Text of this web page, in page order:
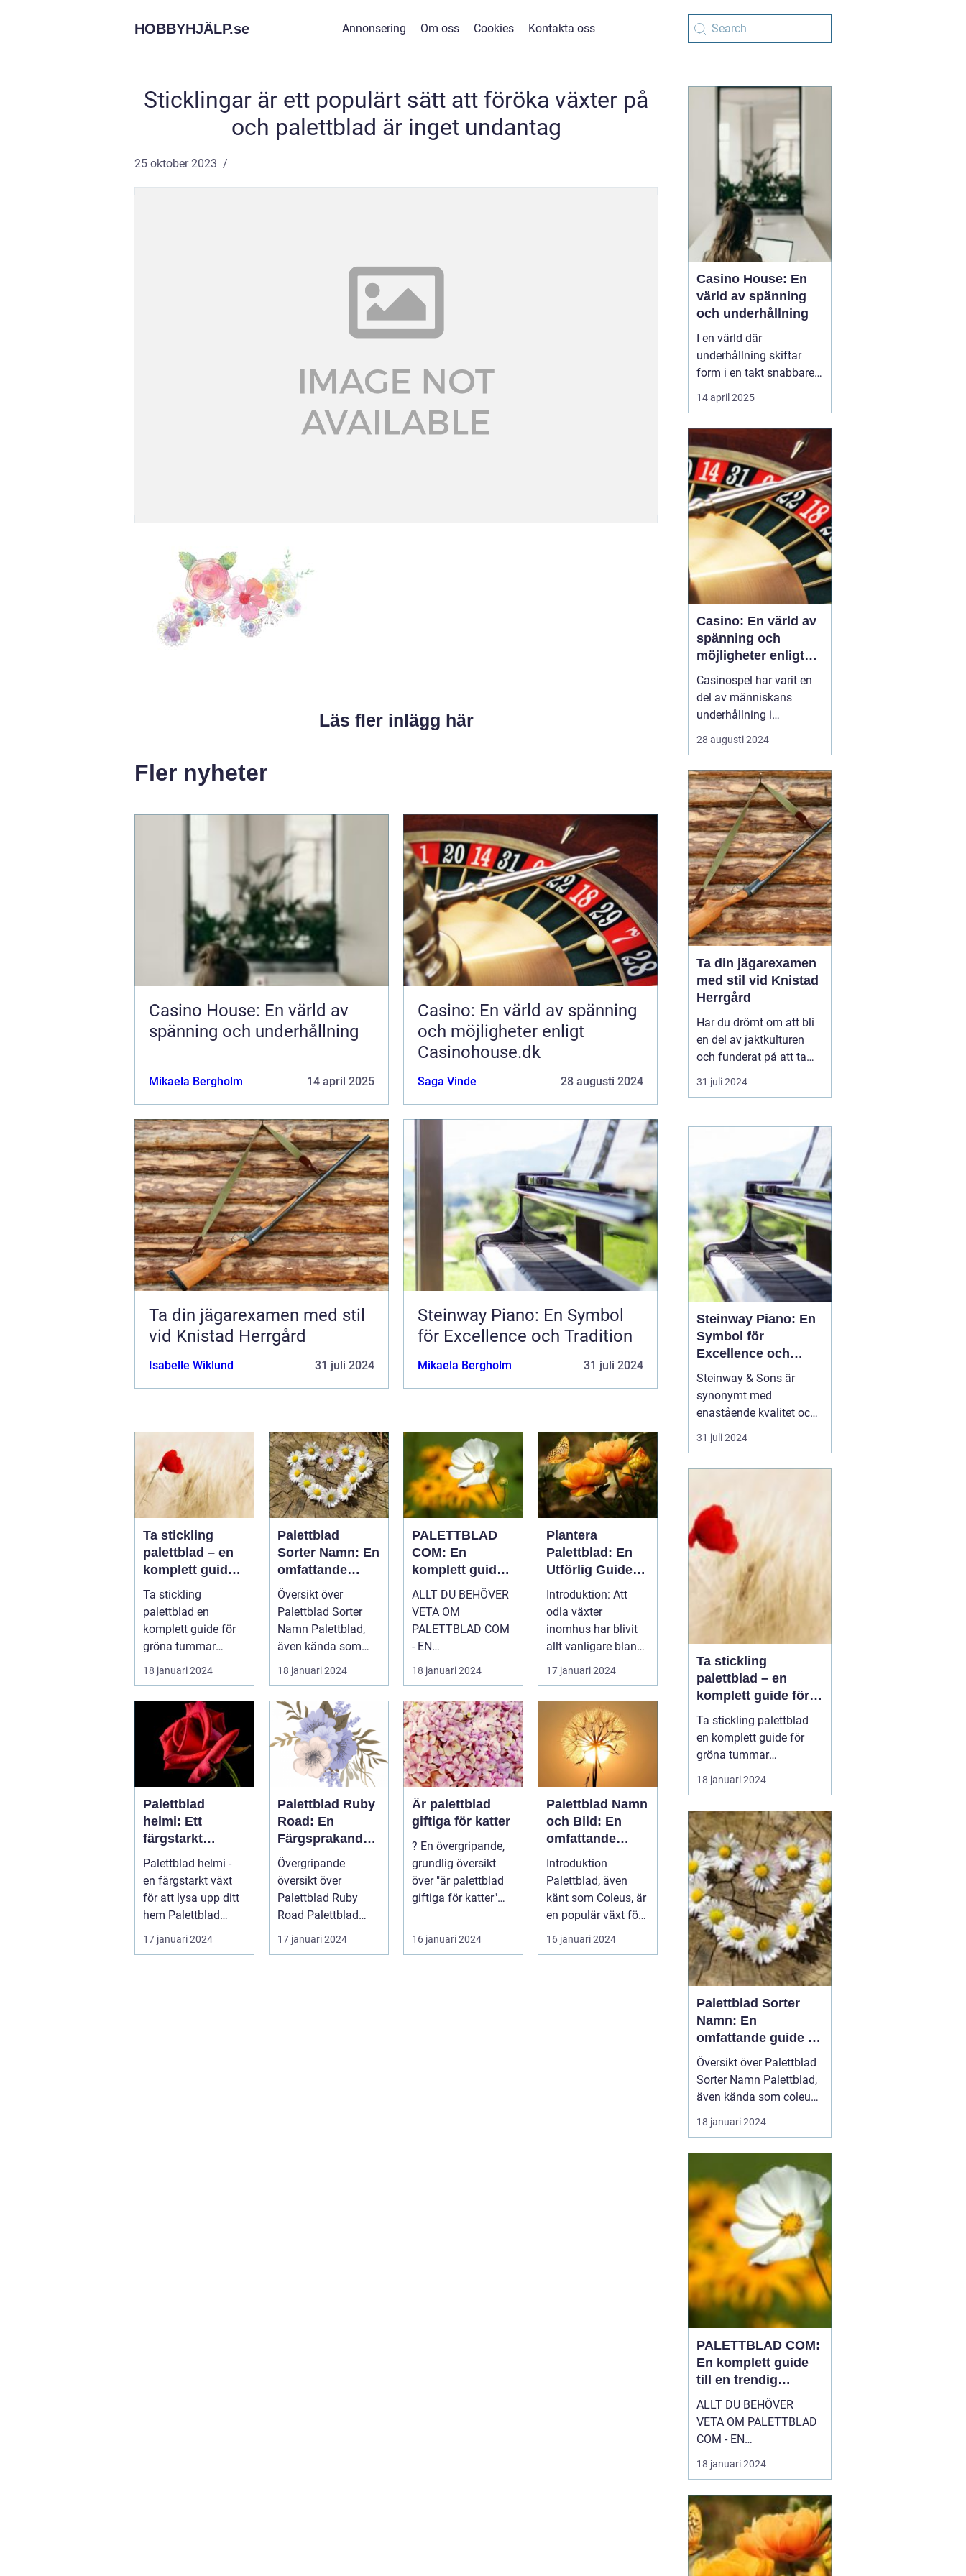
HOBBYHJÄLP.se Annonsering Om oss Cookies Kontakta oss
Sticklingar är ett populärt sätt att föröka växter på
och palettblad är inget undantag
25 oktober 2023
Läs fler inlägg här
Fler nyheter
Casino House: En värld av
spänning och underhållning
Mikaela Bergholm 14 april 2025
Casino: En värld av spänning
och möjligheter enligt
Casinohouse.dk
Saga Vinde 28 augusti 2024
Ta din jägarexamen med stil
vid Knistad Herrgård
Isabelle Wiklund 31 juli 2024
Steinway Piano: En Symbol
för Excellence och Tradition
Mikaela Bergholm 31 juli 2024
Ta stickling
palettblad – en
komplett guide
för gröna
tummar
Ta stickling
palettblad en
komplett guide för
gröna tummar
Palettblad, även
känd som
krukpelargon ...
18 januari 2024
Palettblad
Sorter Namn: En
omfattande
guide till denna
populära växt
Översikt över
Palettblad Sorter
Namn Palettblad,
även kända som
coleus, är en
färgglad och
populär ...
18 januari 2024
PALETTBLAD
COM: En
komplett guide
till en trendig
inomhusväxt
ALLT DU BEHÖVER
VETA OM
PALETTBLAD COM
- EN
HÖGKVALITATIV
ÖVERSIKT
Introduktion
Palettblad com, ell...
18 januari 2024
Plantera
Palettblad: En
Utförlig Guide
till Populära
Inomhusväxter
Introduktion: Att
odla växter
inomhus har blivit
allt vanligare bland
privatpersoner för
att skapa e...
17 januari 2024
Palettblad
helmi: Ett
färgstarkt
bladverk för att
lysa upp ditt
hem
Palettblad helmi -
en färgstarkt växt
för att lysa upp ditt
hem Palettblad
helmi, även känt
som col...
17 januari 2024
Palettblad Ruby
Road: En
Färgsprakande
Favorit för
Hemmet
Övergripande
översikt över
Palettblad Ruby
Road Palettblad
Ruby Road är en
prydnadsväxt som
17 januari 2024
Är palettblad
giftiga för katter
? En övergripande,
grundlig översikt
över "är palettblad
giftiga för katter"
pop...
16 januari 2024
Palettblad Namn
och Bild: En
omfattande
guide för
trädgårdsälskar
e
Introduktion
Palettblad, även
känt som Coleus, är
en populär växt för
både inomhus och
utomhusbruk. ...
16 januari 2024
Casino House: En
värld av spänning
och underhållning
I en värld där
underhållning skiftar
form i en takt snabbare
än någonsin tidigare,
står casinon som tidlösa
och glamour. Från de
ikoniska ljusen i Las
Vegas till det digitala
lands...
14 april 2025
Casino: En värld av
spänning och
möjligheter enligt
Casinohouse.dk
Casinospel har varit en
del av människans
underhållning i
århundraden, där det
ursprungligen var
kungligheter. I dagens
moderna värld är
casinon tillgängliga för
alla, vilket e...
28 augusti 2024
Ta din jägarexamen
med stil vid Knistad
Herrgård
Har du drömt om att bli
en del av jaktkulturen
och funderat på att ta
jägarexamen? Då kan en
intensivkurs vara den
nå ditt mål. På Knistad
noggrant utformade...
31 juli 2024
Steinway Piano: En
Symbol för
Excellence och
Tradition
Steinway & Sons är
synonymt med
enastående kvalitet och
arv inom världen av
pianon. Varje
31 juli 2024
Ta stickling
palettblad – en
komplett guide för
gröna tummar
Ta stickling palettblad
en komplett guide för
gröna tummar
Palettblad, även känd
som krukpelargon eller
är en populär växt bland
trädgårdsentusiaster och
inomhusväxtsamlare. En
av de bästa sätten att
föröka denna vackra
väx...
18 januari 2024
Palettblad Sorter
Namn: En
omfattande guide till
denna populära växt
Översikt över Palettblad
Sorter Namn Palettblad,
även kända som coleus,
är en färgglad och
populär växt som oftast
prydnadsväxt inomhus
eller i trädgårdar. Med en
mängd olika sorter och
namn har dessa växter
blivit ett populärt val för
t...
18 januari 2024
PALETTBLAD COM:
En komplett guide
till en trendig
inomhusväxt
ALLT DU BEHÖVER
VETA OM PALETTBLAD
COM - EN
HÖGKVALITATIV
ÖVERSIKT Introduktion
Calathea som det även
kallas, är en växt som
har blivit väldigt populär
bland
18 januari 2024